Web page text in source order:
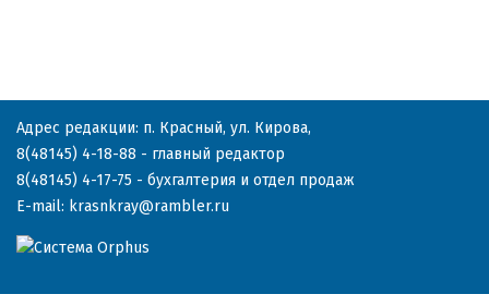
Адрес редакции: п. Красный, ул. Кирова,
8(48145) 4-18-88 - главный редактор
8(48145) 4-17-75 - бухгалтерия и отдел продаж
E-mail: krasnkray@rambler.ru